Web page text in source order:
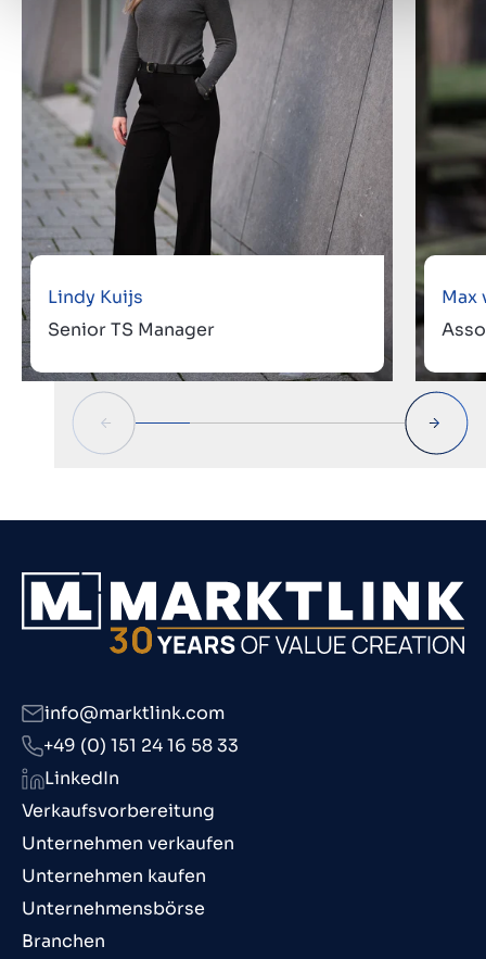
Lindy Kuijs
Senior TS Manager
Max
Verkaufsvorbereitung
Unternehmen verkaufen
Unternehmen kaufen
Unternehmensbörse
Branchen
info@marktlink.com
+49 (0) 151 24 16 58 33
LinkedIn